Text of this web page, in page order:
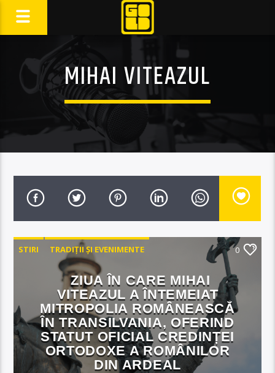
MIHAI VITEAZUL
STIRI TRADIȚII ȘI EVENIMENTE 0
ZIUA ÎN CARE MIHAI
VITEAZUL A ÎNTEMEIAT
MITROPOLIA ROMÂNEASCĂ
ÎN TRANSILVANIA, OFERIND
STATUT OFICIAL CREDINȚEI
ORTODOXE A ROMÂNILOR
DIN ARDEAL